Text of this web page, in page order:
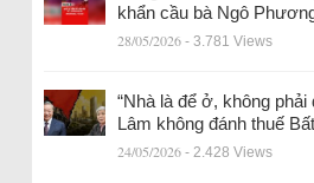
khẩn cầu bà Ngô
28/05/2026 - 3.781 Views
“Nhà là để ở, không
Lâm không đánh thuế
24/05/2026 - 2.428 Views